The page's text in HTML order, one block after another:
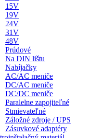
15V
19V
24V
31V
48V
Prúdové
Na DIN lištu
Nabíjačky
AC/AC meniče
DC/AC meniče
DC/DC meniče
Paralelne zapojiteľné
Stmievateľné
Záložné zdroje / UPS
Zásuvkové adaptéry